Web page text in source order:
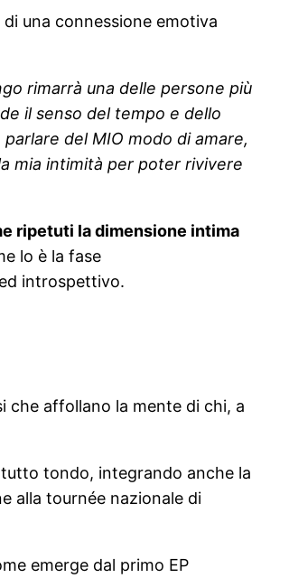
di una connessione emotiva
rimarrà una delle persone più
il senso del tempo e dello
del MIO modo di amare,
mia intimità per poter rivivere
ripetuti la dimensione intima
lo è la fase
introspettivo.
che affollano la mente di chi, a
tondo, integrando anche la
alla tournée nazionale di
emerge dal primo EP